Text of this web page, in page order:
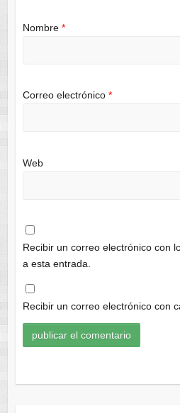
Nombre *
Correo electrónico *
Web
Recibir un correo electrónico con
a esta entrada.
Recibir un correo electrónico con